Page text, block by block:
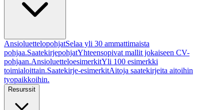
AnsioluettelopohjatSelaa yli 30 ammattimaista
pohjaa.SaatekirjepohjatYhteensopivat mallit jokaiseen CV-
pohjaan.AnsioluetteloesimerkitYli 100 esimerkki
toimialoittain.Saatekirje-esimerkitAitoja saatekirjeita aitoihin
tyopaikkoihin.
Resurssit